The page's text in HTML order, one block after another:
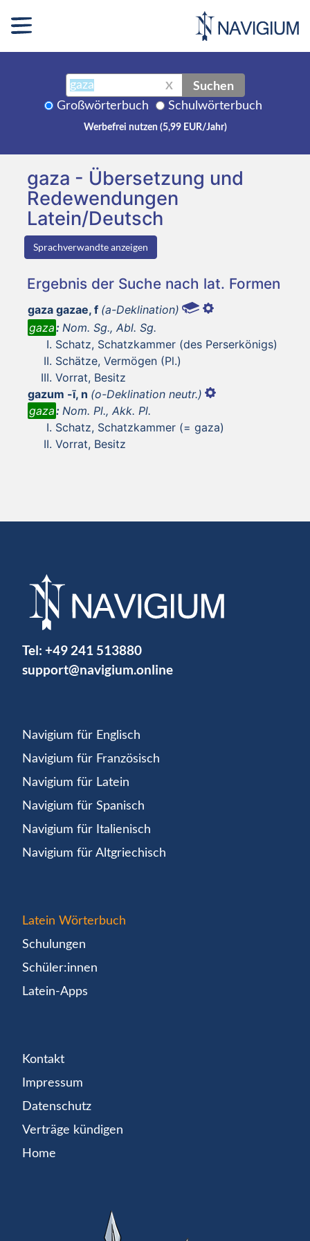
X Suchen
Großwörterbuch Schulwörterbuch
Werbefrei nutzen (5,99 EUR/Jahr)
gaza - Übersetzung und
Redewendungen
Latein/Deutsch
Sprachverwandte anzeigen
Ergebnis der Suche nach lat. Formen
gaza gazae, f (a-Deklination)
gaza: Nom. Sg., Abl. Sg.
Schatz, Schatzkammer (des Perserkönigs)
Schätze, Vermögen (Pl.)
Vorrat, Besitz
gazum -ī, n (o-Deklination neutr.)
gaza: Nom. Pl., Akk. Pl.
Schatz, Schatzkammer (= gaza)
Vorrat, Besitz
Tel: +49 241 513880
support@navigium.online
Navigium für Englisch
Navigium für Französisch
Navigium für Latein
Navigium für Spanisch
Navigium für Italienisch
Navigium für Altgriechisch
Latein Wörterbuch
Schulungen
Schüler:innen
Latein-Apps
Kontakt
Impressum
Datenschutz
Verträge kündigen
Home